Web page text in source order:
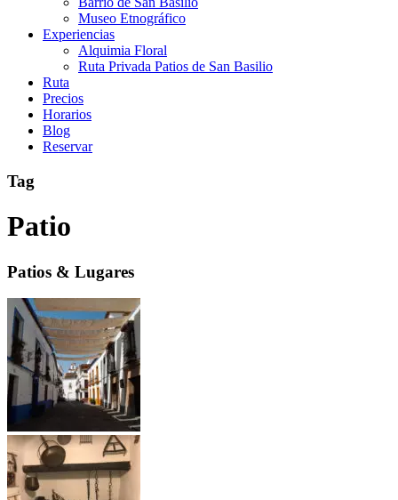
Museo Etnográfico
Experiencias
Alquimia Floral
Ruta Privada Patios de San Basilio
Ruta
Precios
Horarios
Blog
Reservar
Tag
Patio
Patios & Lugares